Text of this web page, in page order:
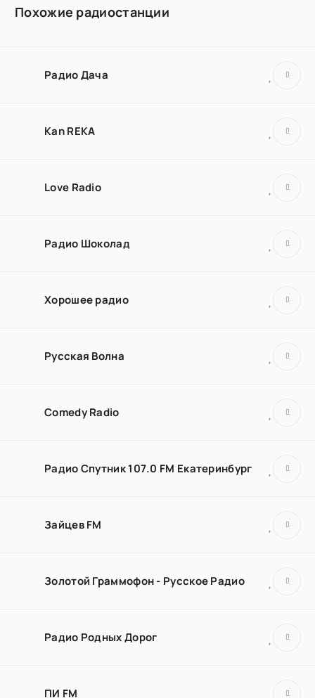
Похожие радиостанции
Радио Дача
Kan REKA
Love Radio
Радио Шоколад
Хорошее радио
Русская Волна
Comedy Radio
Радио Спутник 107.0 FM Екатеринбург
Зайцев FM
Золотой Граммофон - Русское Радио
Радио Родных Дорог
ПИ FM